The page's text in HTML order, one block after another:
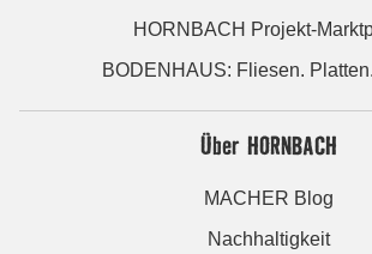
HORNBACH Projekt-
BODENHAUS: Fliesen.
Über HORNBACH
MACHER Blog
Nachhaltigkeit